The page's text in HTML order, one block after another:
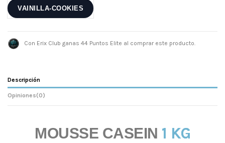
VAINILLA-COOKIES
Con Erix Club ganas 44 Puntos Elite al comprar este producto.
Descripción
Opiniones(0)
MOUSSE CASEIN 1 KG